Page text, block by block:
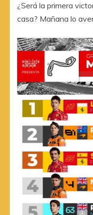
¿Será la primera
casa? Mañana lo